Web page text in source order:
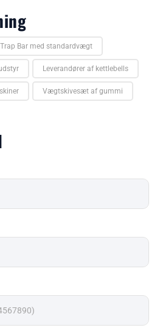
Trap Bar med standardvægt
Leverandører af kettlebells
Vægtskivesæt af gummi